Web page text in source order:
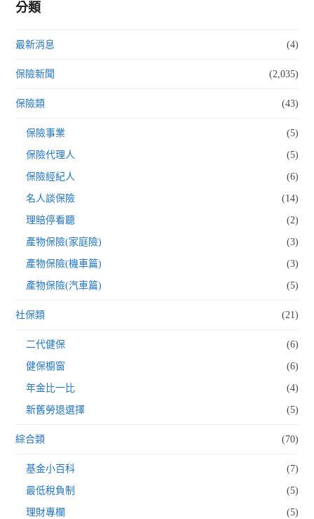
分類
最新消息 (4)
保險新聞 (2,035)
保險類 (43)
保險事業 (5)
保險代理人 (5)
保險經紀人 (6)
名人談保險 (14)
理賠停看聽 (2)
產物保險(家庭險) (3)
產物保險(機車篇) (3)
產物保險(汽車篇) (5)
社保類 (21)
二代健保 (6)
健保櫥窗 (6)
年金比一比 (4)
新舊勞退選擇 (5)
綜合類 (70)
基金小百科 (7)
最低稅負制 (5)
理財專欄 (5)